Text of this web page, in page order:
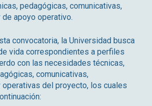
pedagógicas, comunicativas,
apoyo operativo.
convocatoria, la Universidad busca
vida correspondientes a perfiles
con las necesidades técnicas,
comunicativas,
del proyecto, los cuales